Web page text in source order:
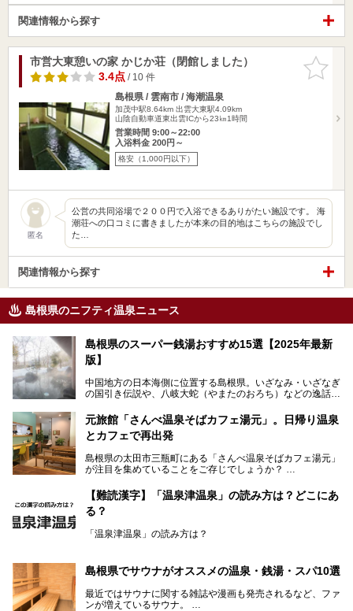
関連情報から探す
お気に入
りに追加
市営大東憩いの家 かじか荘（閉館しました）
3.4点/ 10 件
島根県 / 雲南市 / 海潮温泉
加茂中駅8.64km 出雲大東駅4.09km
山陰自動車道東出雲ICから23㎞1時間
営業時間 9:00～22:00
入浴料金 200円～
格安（1,000円以下）
匿名
公営の共同浴場で２００円で入浴できるありがたい施設です。 海
潮荘への口コミに書きましたが本来の目的地はこちらの施設でし
た…
関連情報から探す
島根県のニフティ温泉ニュース
島根県のスーパー銭湯おすすめ15選【2025年最新
版】
中国地方の日本海側に位置する島根県。いざなみ・いざなぎ
の国引き伝説や、八岐大蛇（やまたのおろち）などの逸話が
の参拝客が訪れます。「出雲縁結び空港」への直行便なら、
首都圏からでも実は2時間圏内で到着できるアクセスも魅力
です。
市）など、古くから知られる温泉郷が多くあります。ゆった
り流れる時間のなかで、心の底からのんびりできるスーパー
元旅館「さんべ温泉そばカフェ湯元」。日帰り温泉
とカフェで再出発
島根県の太田市三瓶町にある「さんべ温泉そばカフェ湯元」
が注目を集めていることをご存じでしょうか？
「さんべ温泉そばカフェ湯元」は日帰り温泉と、名物のそば
を提供するカフェという新しい営業スタイルで、観光客に限
らず地元民にも親しまれています。
宿泊をせずとも、気軽に源泉のお湯をつかった温泉と、美味
を経て現在のスタイルに辿り着いているのです。
【難読漢字】「温泉津温泉」の読み方は？どこにあ
る？
「温泉津温泉」の読み方は？
か？
島根県でサウナがオススメの温泉・銭湯・スパ10選
最近ではサウナに関する雑誌や漫画も発売されるなど、ファ
ンが増えているサウナ。